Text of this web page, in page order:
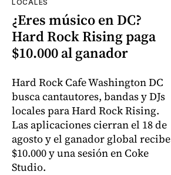
LOCALES
¿Eres músico en DC?
Hard Rock Rising paga
$10.000 al ganador
Hard Rock Cafe Washington DC
busca cantautores, bandas y DJs
locales para Hard Rock Rising.
Las aplicaciones cierran el 18 de
agosto y el ganador global recibe
$10.000 y una sesión en Coke
Studio.